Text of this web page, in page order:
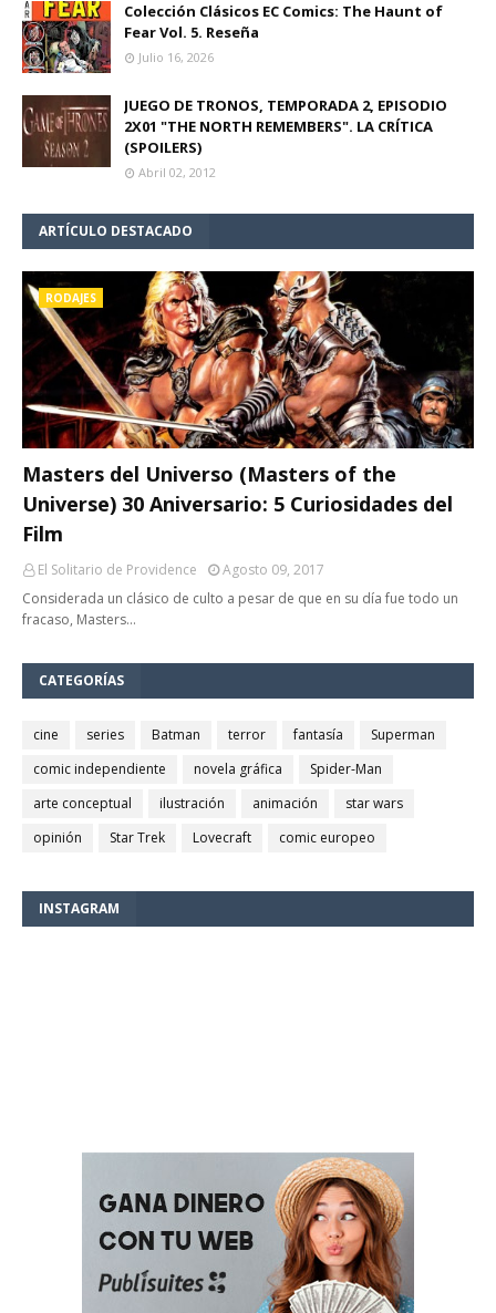
Colección Clásicos EC Comics: The Haunt of
Fear Vol. 5. Reseña
Julio 16, 2026
JUEGO DE TRONOS, TEMPORADA 2, EPISODIO
2X01 "THE NORTH REMEMBERS". LA CRÍTICA
(SPOILERS)
Abril 02, 2012
ARTÍCULO DESTACADO
RODAJES
Masters del Universo (Masters of the
Universe) 30 Aniversario: 5 Curiosidades del
Film
El Solitario de Providence
Agosto 09, 2017
Considerada un clásico de culto a pesar de que en su día fue todo un
fracaso, Masters…
CATEGORÍAS
cine series Batman terror fantasía
Superman
comic independiente
novela gráfica
Spider-Man
arte conceptual
ilustración animación
star wars
opinión
Star Trek Lovecraft comic europeo
INSTAGRAM